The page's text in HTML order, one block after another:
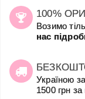
100%
Возимо
нас
Україною
1500 грн